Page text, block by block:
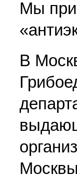
Мы
В